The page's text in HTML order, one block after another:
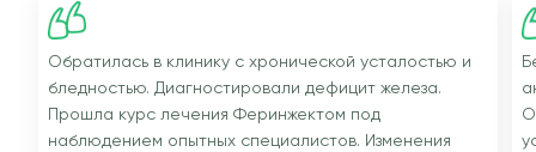
Обратилась в клинику с хронической усталостью и
бледностью. Диагностировали дефицит железа.
Прошла курс лечения Феринжектом под
наблюдением опытных специалистов. Изменения